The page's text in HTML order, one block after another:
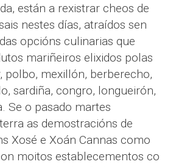
están a rexistrar cheos de
nestes días, atraídos sen
opcións culinarias que
mariñeiros elixidos polas
polbo, mexillón, berberecho,
sardiña, congro, longueirón,
Se o pasado martes
as demostracións de
Xosé e Xoán Cannas como
moitos establecementos co